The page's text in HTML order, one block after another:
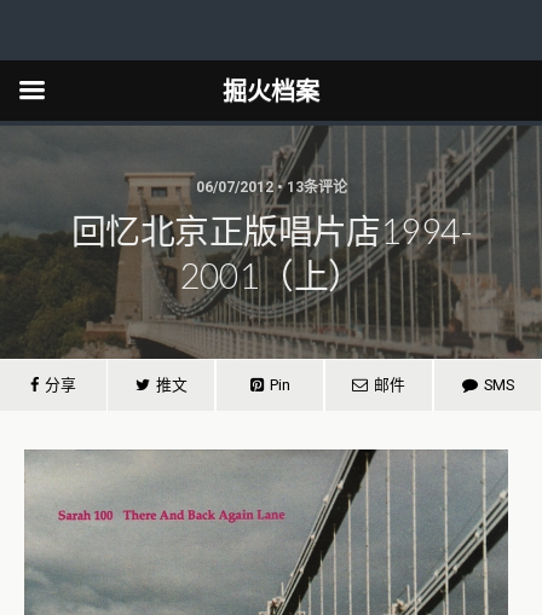
06/07/2012 • 13条评论
回忆北京正版唱片店1994-
2001（上）
分享 推文 Pin 邮件 SMS
掘火档案